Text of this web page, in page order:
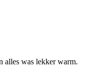
alles was lekker warm.